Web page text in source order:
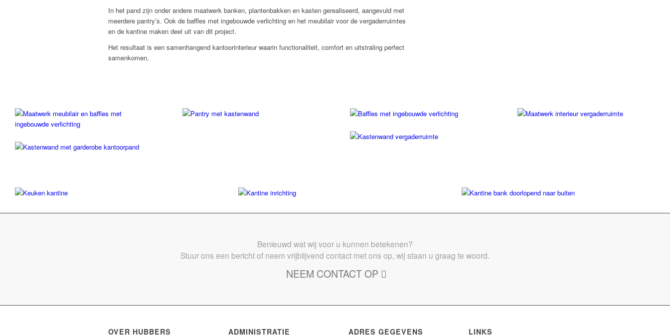
In het pand zijn onder andere maatwerk banken, plantenbakken en kasten gerealiseerd, aangevuld met
meerdere pantry’s. Ook de baffles met ingebouwde verlichting en het meubilair voor de vergaderruimtes
en de kantine maken deel uit van dit project.
Het resultaat is een samenhangend kantoorinterieur waarin functionaliteit, comfort en uitstraling perfect
samenkomen.
Benieuwd wat wij voor u kunnen betekenen?
Stuur ons een bericht of neem vrijblijvend contact met ons op, wij staan u graag te woord.
NEEM CONTACT OP
OVER HUBBERS ADMINISTRATIE ADRES GEGEVENS LINKS